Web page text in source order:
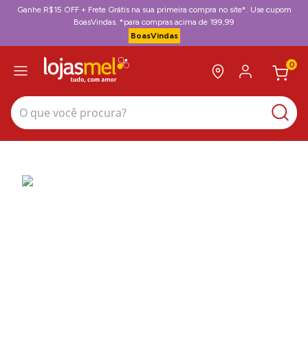
Ganhe R$15 OFF + Frete Grátis na sua primeira compra no site*. Use cupom
BoasVindas. *para compras acima de 199,99
BoasVindas
0
O que você procura?